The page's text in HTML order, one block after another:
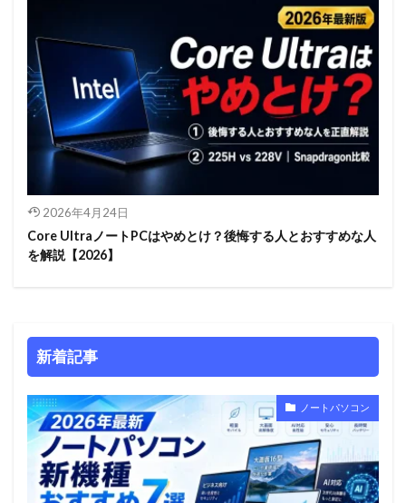
2026年4月24日
Core UltraノートPCはやめとけ？後悔する人とおすすめな人
を解説【2026】
新着記事
ノートパソコン